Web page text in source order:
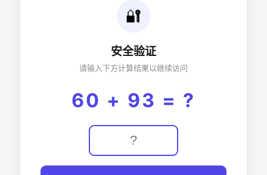
🔐
安全验证
请输入下方计算结果以继续访问
60 + 93 = ?